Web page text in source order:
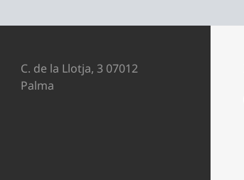
C. de la Llotja, 3 07012
Palma